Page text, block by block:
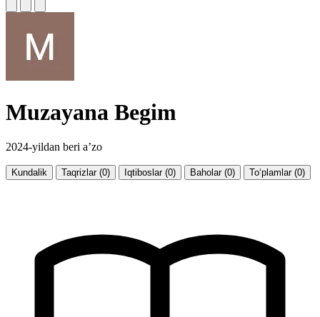
Muzayana Begim
2024-yildan beri a’zo
Kundalik Taqrizlar (0) Iqtiboslar (0) Baholar (0) To‘plamlar (0)